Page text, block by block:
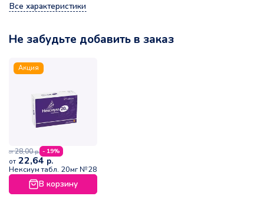
Все характеристики
Не забудьте добавить в заказ
Акция
от 28,00р. - 19%
от 22,64 р.
Нексиум табл. 20мг №28
В корзину